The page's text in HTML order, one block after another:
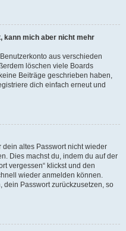
kann mich aber nicht mehr
aus verschieden
löschen viele Boards
Beiträge geschrieben haben,
dich einfach erneut und
dein altes Passwort nicht wieder
Dies machst du, indem du auf der
vergessen“ klickst und den
wieder anmelden können.
dein Passwort zurückzusetzen, so